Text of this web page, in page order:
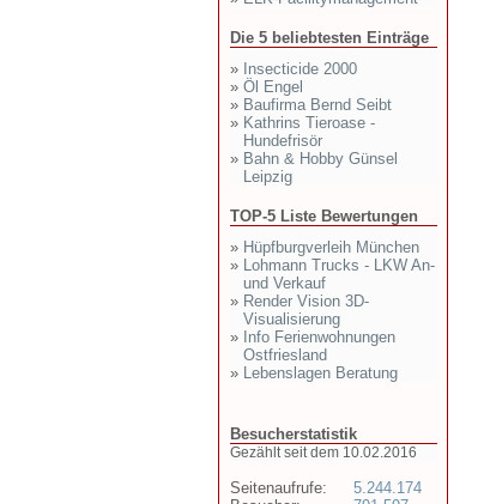
Die 5 beliebtesten Einträge
» Insecticide 2000
» Öl Engel
» Baufirma Bernd Seibt
» Kathrins Tieroase -
Hundefrisör
» Bahn & Hobby Günsel
Leipzig
TOP-5 Liste Bewertungen
» Hüpfburgverleih München
» Lohmann Trucks - LKW An-
und Verkauf
» Render Vision 3D-
Visualisierung
» Info Ferienwohnungen
Ostfriesland
» Lebenslagen Beratung
Besucherstatistik
Gezählt seit dem 10.02.2016
Seitenaufrufe:
5.244.174